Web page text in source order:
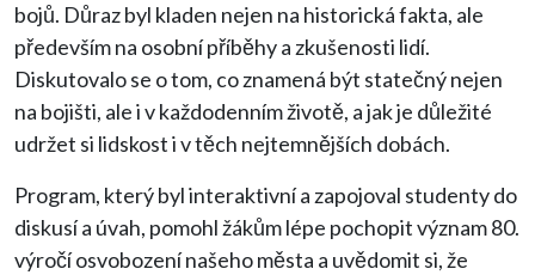
bojů. Důraz byl kladen nejen na historická fakta, ale
především na osobní příběhy a zkušenosti lidí.
Diskutovalo se o tom, co znamená být statečný nejen
na bojišti, ale i v každodenním životě, a jak je důležité
udržet si lidskost i v těch nejtemnějších dobách.
Program, který byl interaktivní a zapojoval studenty do
diskusí a úvah, pomohl žákům lépe pochopit význam 80.
výročí osvobození našeho města a uvědomit si, že